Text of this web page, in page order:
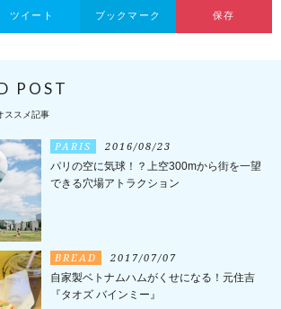
ツイート ブックマーク 保存
POST
ススメ記事
PARIS 2016/08/23
パリの空に気球！？上空300mから街を一望
できる穴場アトラクション
BREAD 2017/07/07
自家製ベトナムハムがくせになる！元住吉
『タオズ バインミー』